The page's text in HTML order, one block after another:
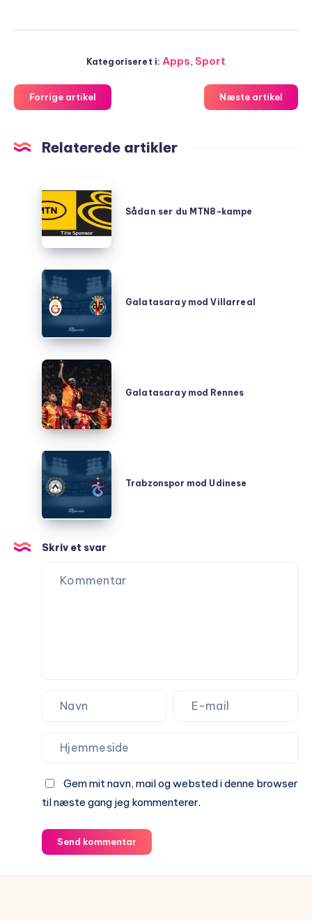
Kategoriseret i: Apps, Sport
Forrige artikel Næste artikel
Relaterede artikler
ser
du
MTN8-
kampe
Sådan ser du MTN8-kampe
Galatasaray
mod
Villarreal
Galatasaray mod Villarreal
Galatasaray
mod
Rennes
Galatasaray mod Rennes
Trabzonspor
mod
Udinese
Trabzonspor mod Udinese
Skriv et svar
Gem mit navn, mail og websted i denne browser
til næste gang jeg kommenterer.
Send kommentar